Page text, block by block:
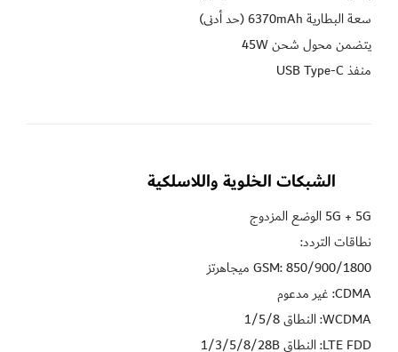
يتضمن محول شحن 45W
منفذ USB Type-C
الشبكات الخلوية واللاسلكية
5G + 5G الوضع المزدوج
نطاقات التردد:
GSM: 850/900/1800 ميجاهرتز
CDMA: غير مدعوم